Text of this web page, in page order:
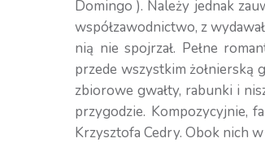
Domingo ). Należy jednak
współzawodnictwo, z
nią nie spojrzał. Pełne
przede wszystkim żołnierską
zbiorowe gwałty, rabunki i
przygodzie. Kompozycyjnie,
Krzysztofa Cedry. Obok nich